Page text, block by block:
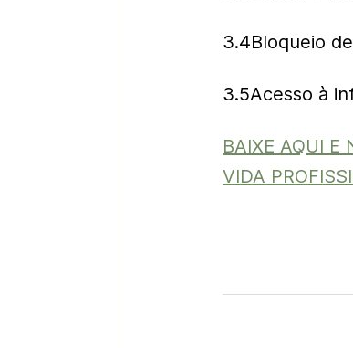
3.4Bloqueio
3.5Acesso à
BAIXE AQUI E
VIDA